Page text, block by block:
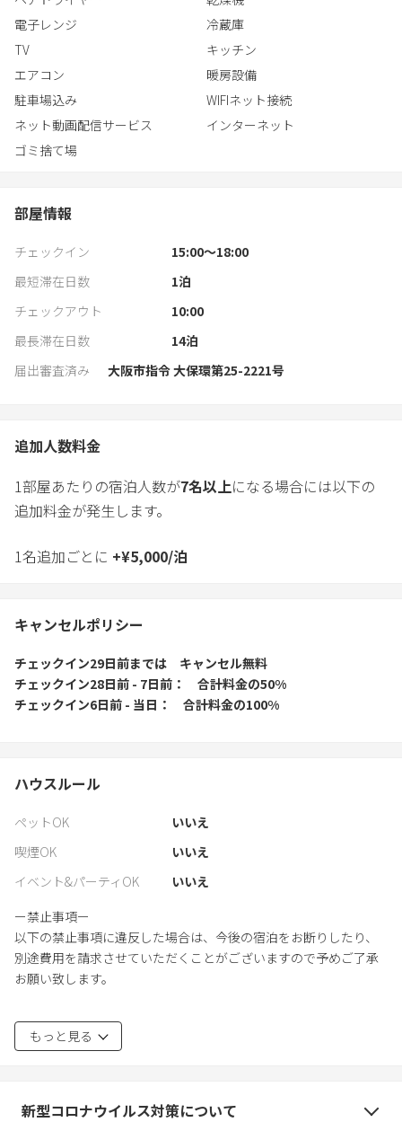
電子レンジ
冷蔵庫
TV
キッチン
エアコン
暖房設備
駐車場込み
WIFIネット接続
ネット動画配信サービス
インターネット
ゴミ捨て場
部屋情報
チェックイン
15:00〜18:00
最短滞在日数
1泊
チェックアウト
10:00
最長滞在日数
14泊
届出審査済み
大阪市指令 大保環第25-2221号
追加人数料金
1部屋あたりの宿泊人数が7名以上になる場合には以下の
追加料金が発生します。
1名追加ごとに +¥5,000/泊
キャンセルポリシー
チェックイン29日前までは
キャンセル無料
チェックイン28日前 - 7日前
合計料金の50%
チェックイン6日前 - 当日
合計料金の100%
ハウスルール
ペットOK
いいえ
喫煙OK
いいえ
イベント&パーティOK
いいえ
ー禁止事項ー
以下の禁止事項に違反した場合は、今後の宿泊をお断りしたり、
別途費用を請求させていただくことがございますので予めご了承
お願い致します。
1.室内での喫煙
2.建物の設備、備品の破損
もっと見る
新型コロナウイルス対策について